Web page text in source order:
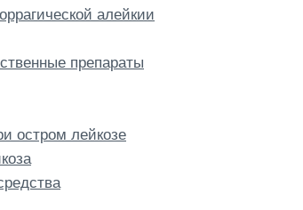
алейкии
препараты
остром лейкозе